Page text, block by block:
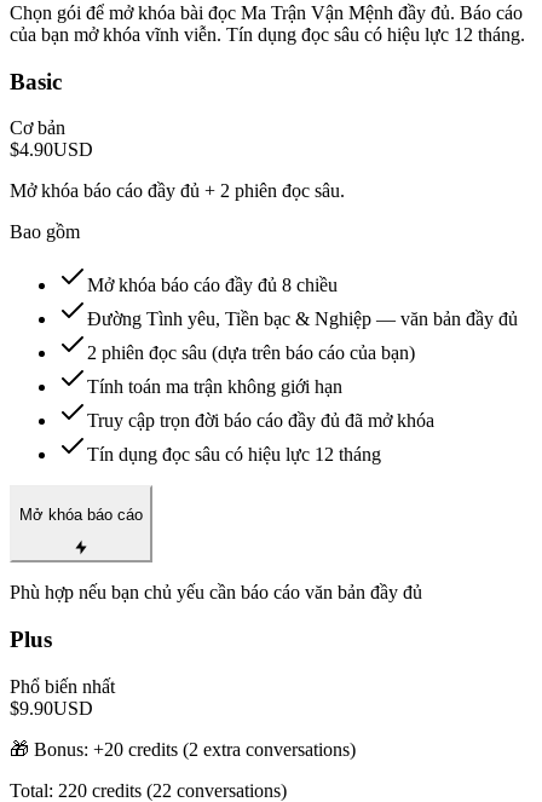
Chọn gói để mở khóa bài đọc Ma Trận Vận Mệnh đầy đủ. Báo cáo
của bạn mở khóa vĩnh viễn. Tín dụng đọc sâu có hiệu lực 12 tháng.
Basic
Cơ bản
$4.90USD
Mở khóa báo cáo đầy đủ + 2 phiên đọc sâu.
Bao gồm
Mở khóa báo cáo đầy đủ 8 chiều
Đường Tình yêu, Tiền bạc & Nghiệp — văn bản đầy đủ
2 phiên đọc sâu (dựa trên báo cáo của bạn)
Tính toán ma trận không giới hạn
Truy cập trọn đời báo cáo đầy đủ đã mở khóa
Tín dụng đọc sâu có hiệu lực 12 tháng
Mở khóa báo cáo
Phù hợp nếu bạn chủ yếu cần báo cáo văn bản đầy đủ
Plus
Phổ biến nhất
$9.90USD
🎁 Bonus: +20 credits (2 extra conversations)
Total: 220 credits (22 conversations)